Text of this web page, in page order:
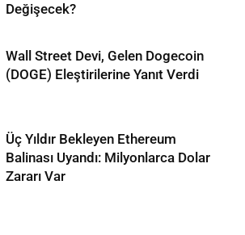
Değişecek?
Wall Street Devi, Gelen Dogecoin
(DOGE) Eleştirilerine Yanıt Verdi
Üç Yıldır Bekleyen Ethereum
Balinası Uyandı: Milyonlarca Dolar
Zararı Var